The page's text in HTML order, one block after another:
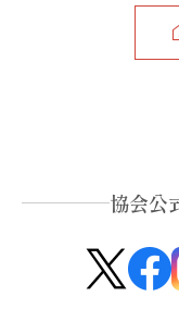
協会公